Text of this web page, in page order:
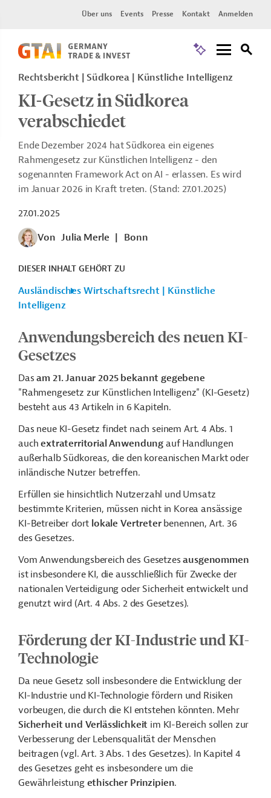
Über uns Events Presse Kontakt Anmelden
Rechtsbericht Südkorea Künstliche Intelligenz
KI-Gesetz in Südkorea
verabschiedet
Ende Dezember 2024 hat Südkorea ein eigenes
Rahmengesetz zur Künstlichen Intelligenz - den
sogenannten Framework Act on AI - erlassen. Es wird
im Januar 2026 in Kraft treten. (Stand: 27.01.2025)
27.01.2025
Von Julia Merle Bonn
DIESER INHALT GEHÖRT ZU
Ausländisches Wirtschaftsrecht | Künstliche
Intelligenz
Anwendungsbereich des neuen KI-
Gesetzes
Dasam 21. Januar 2025 bekannt gegebene
"Rahmengesetz zur Künstlichen Intelligenz" (KI-Gesetz)
besteht aus 43 Artikeln in 6 Kapiteln.
Das neue KI-Gesetz findet nach seinem Art. 4 Abs. 1
auchextraterritorial Anwendung auf Handlungen
außerhalb Südkoreas, die den koreanischen Markt oder
inländische Nutzer betreffen.
Erfüllen sie hinsichtlich Nutzerzahl und Umsatz
bestimmte Kriterien, müssen nicht in Korea ansässige
KI-Betreiber dort lokale Vertreter benennen, Art. 36
des Gesetzes.
Vom Anwendungsbereich des Gesetzesausgenommen
ist insbesondere KI, die ausschließlich für Zwecke der
nationalen Verteidigung oder Sicherheit entwickelt und
genutzt wird (Art. 4 Abs. 2 des Gesetzes).
Förderung der KI-Industrie und KI-
Technologie
Da neue Gesetz soll insbesondere die Entwicklung der
KI-Industrie und KI-Technologie fördern und Risiken
vorbeugen, die durch die KI entstehen könnten. Mehr
Sicherheit und Verlässlichkeit im KI-Bereich sollen zur
Verbesserung der Lebensqualität der Menschen
beitragen (vgl. Art. 3 Abs. 1 des Gesetzes). In Kapitel 4
des Gesetzes geht es insbesondere um die
Gewährleistung ethischer Prinzipien.